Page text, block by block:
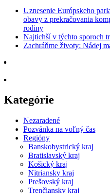
Uznesenie Európskeho
obavy z prekračovania
rodiny
Najtichší v týchto sporoch
Zachráňme životy: Nádej
Kategórie
Nezaradené
Pozvánka na voľný čas
Regióny
Banskobystrický kraj
Bratislavský kraj
Košický kraj
Nitriansky kraj
Prešovský kraj
Trenčiansky kraj